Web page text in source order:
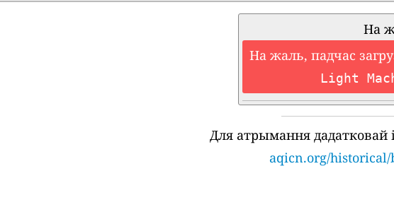
На
На жаль, падчас
Light
Для атрымання
aqicn.org/